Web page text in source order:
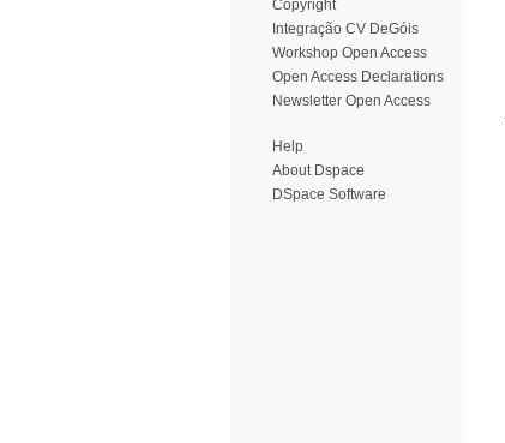
Copyright
Integração CV DeGóis
Workshop Open Access
Open Access Declarations
Newsletter Open Access
Help
About Dspace
DSpace Software